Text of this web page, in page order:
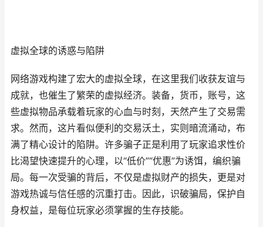
虚拟全球的诱惑与陷阱
网络游戏构建了宏大的虚拟全球，在这里我们收获友谊与
成就，也催生了繁荣的虚拟经济。装备，货币，账号，这
些虚拟物品承载着玩家的心血与时刻，天然产生了交易需
求。然而，这片看似便利的交易沃土，实则暗流涌动，布
满了精心设计的陷阱。许多骗子正是利用了玩家追求性价
比渴望快速提升的心理，以“低价”“优惠”为诱饵，编织骗
局。每一次受骗的背后，不仅是虚拟财产的损失，更是对
游戏热诚与信任感的沉重打击。因此，识破骗局，保护自
身权益，是每位玩家必须掌握的生存技能。